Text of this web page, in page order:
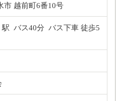
市 越前町6番10号
駅 バス40分 バス下車 徒歩5